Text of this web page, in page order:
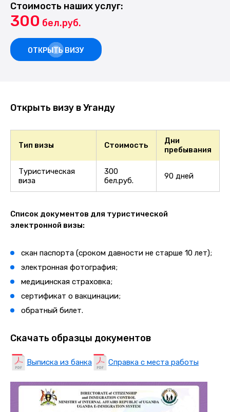
Стоимость наших услуг:
300 бел.руб.
ОТКРЫТЬ ВИЗУ
Открыть визу в Уганду
Тип визы Стоимость
Дни
пребывания
Туристическая
виза
300
бел.руб.
90 дней
Список документов для туристической
электронной визы:
скан паспорта (сроком давности не старше 10 лет);
электронная фотография;
медицинская страховка;
сертификат о вакцинации;
обратный билет.
Скачать образцы документов
Выписка из банка Справка с места работы